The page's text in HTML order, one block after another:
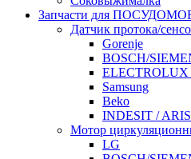
Запчасти для
Датчик протока/
Gorenje
BOSCH/
ELECTROLUX
Samsung
Beko
INDESIT /
Мотор
LG